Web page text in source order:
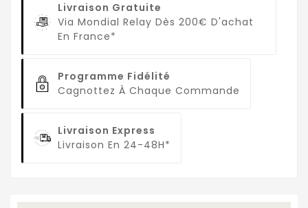
Livraison Gratuite
Via Mondial Relay Dès 200€ D'achat
En France*
Programme Fidélité
Cagnottez À Chaque Commande
Livraison Express
Livraison En 24-48H*